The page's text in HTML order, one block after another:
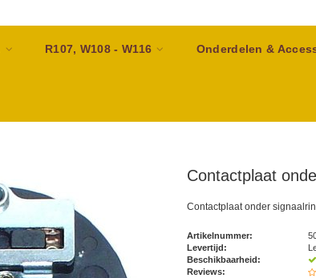
R107, W108 - W116 Onderdelen &
Contactplaat
Contactplaat onder
Artikelnummer:
Levertijd:
Beschikbaarheid:
Reviews: